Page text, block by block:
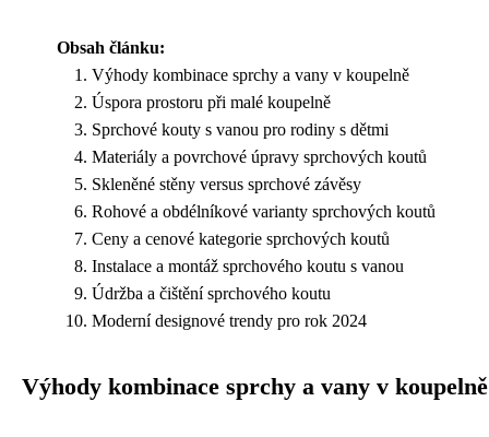
Obsah článku:
Výhody kombinace sprchy a vany v koupelně
Úspora prostoru při malé koupelně
Sprchové kouty s vanou pro rodiny s dětmi
Materiály a povrchové úpravy sprchových koutů
Skleněné stěny versus sprchové závěsy
Rohové a obdélníkové varianty sprchových koutů
Ceny a cenové kategorie sprchových koutů
Instalace a montáž sprchového koutu s vanou
Údržba a čištění sprchového koutu
Moderní designové trendy pro rok 2024
Výhody kombinace sprchy a vany v koupelně